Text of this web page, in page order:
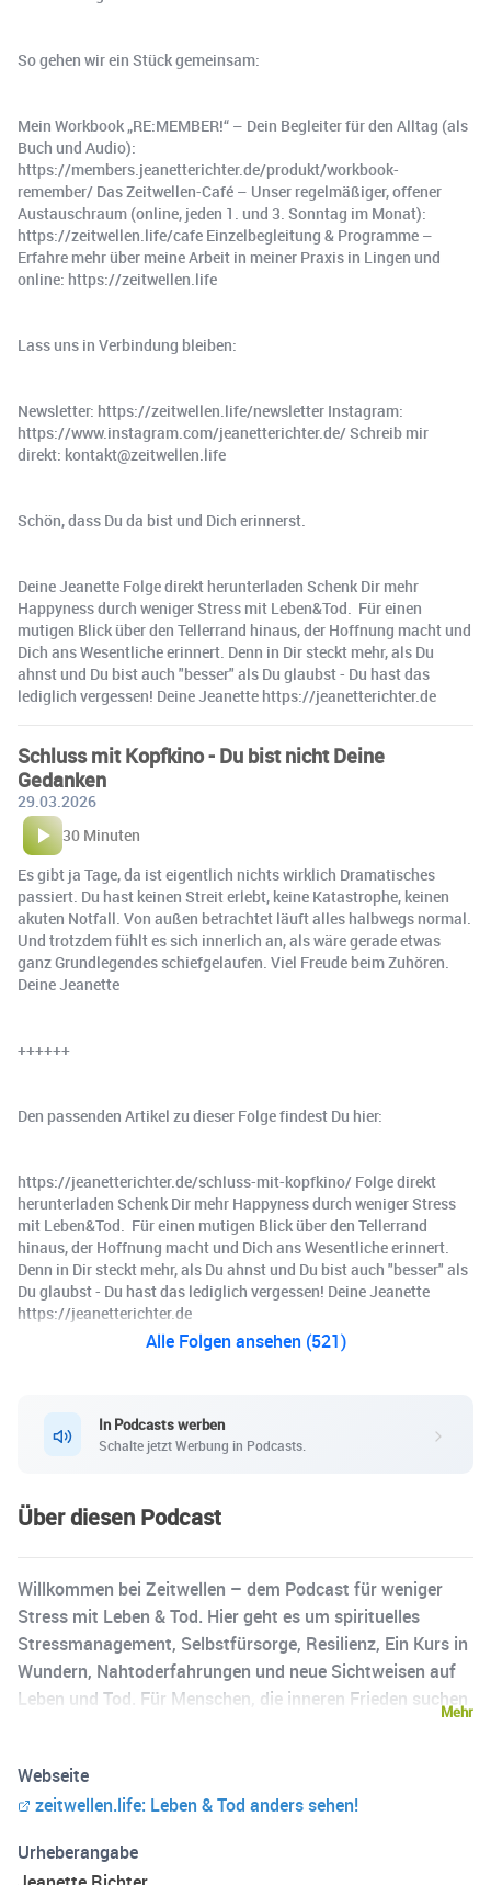
So gehen wir ein Stück gemeinsam:
Mein Workbook „RE:MEMBER!“ – Dein Begleiter für den Alltag (als
Buch und Audio):
https://members.jeanetterichter.de/produkt/workbook-
remember/ Das Zeitwellen-Café – Unser regelmäßiger, offener
Austauschraum (online, jeden 1. und 3. Sonntag im Monat):
https://zeitwellen.life/cafe Einzelbegleitung & Programme –
Erfahre mehr über meine Arbeit in meiner Praxis in Lingen und
online: https://zeitwellen.life
Lass uns in Verbindung bleiben:
Newsletter: https://zeitwellen.life/newsletter Instagram:
https://www.instagram.com/jeanetterichter.de/ Schreib mir
direkt: kontakt@zeitwellen.life
Schön, dass Du da bist und Dich erinnerst.
Deine Jeanette Folge direkt herunterladen Schenk Dir mehr
Happyness durch weniger Stress mit Leben&Tod. ️ Für einen
mutigen Blick über den Tellerrand hinaus, der Hoffnung macht und
Dich ans Wesentliche erinnert. Denn in Dir steckt mehr, als Du
ahnst und Du bist auch "besser" als Du glaubst - Du hast das
lediglich vergessen! Deine Jeanette https://jeanetterichter.de
Schluss mit Kopfkino - Du bist nicht Deine
Gedanken
29.03.2026
30 Minuten
Es gibt ja Tage, da ist eigentlich nichts wirklich Dramatisches
passiert. Du hast keinen Streit erlebt, keine Katastrophe, keinen
akuten Notfall. Von außen betrachtet läuft alles halbwegs normal.
Und trotzdem fühlt es sich innerlich an, als wäre gerade etwas
ganz Grundlegendes schiefgelaufen. Viel Freude beim Zuhören.
Deine Jeanette
++++++
Den passenden Artikel zu dieser Folge findest Du hier:
https://jeanetterichter.de/schluss-mit-kopfkino/ Folge direkt
herunterladen Schenk Dir mehr Happyness durch weniger Stress
mit Leben&Tod. ️ Für einen mutigen Blick über den Tellerrand
hinaus, der Hoffnung macht und Dich ans Wesentliche erinnert.
Denn in Dir steckt mehr, als Du ahnst und Du bist auch "besser" als
Du glaubst - Du hast das lediglich vergessen! Deine Jeanette
https://jeanetterichter.de
Alle Folgen ansehen (521)
In Podcasts werben
Schalte jetzt Werbung in Podcasts.
Über diesen Podcast
Willkommen bei Zeitwellen – dem Podcast für weniger
Stress mit Leben & Tod. Hier geht es um spirituelles
Stressmanagement, Selbstfürsorge, Resilienz, Ein Kurs in
Wundern, Nahtoderfahrungen und neue Sichtweisen auf
Leben und Tod. Für Menschen, die inneren Frieden suchen
Mehr
Webseite
zeitwellen.life: Leben & Tod anders sehen!
Urheberangabe